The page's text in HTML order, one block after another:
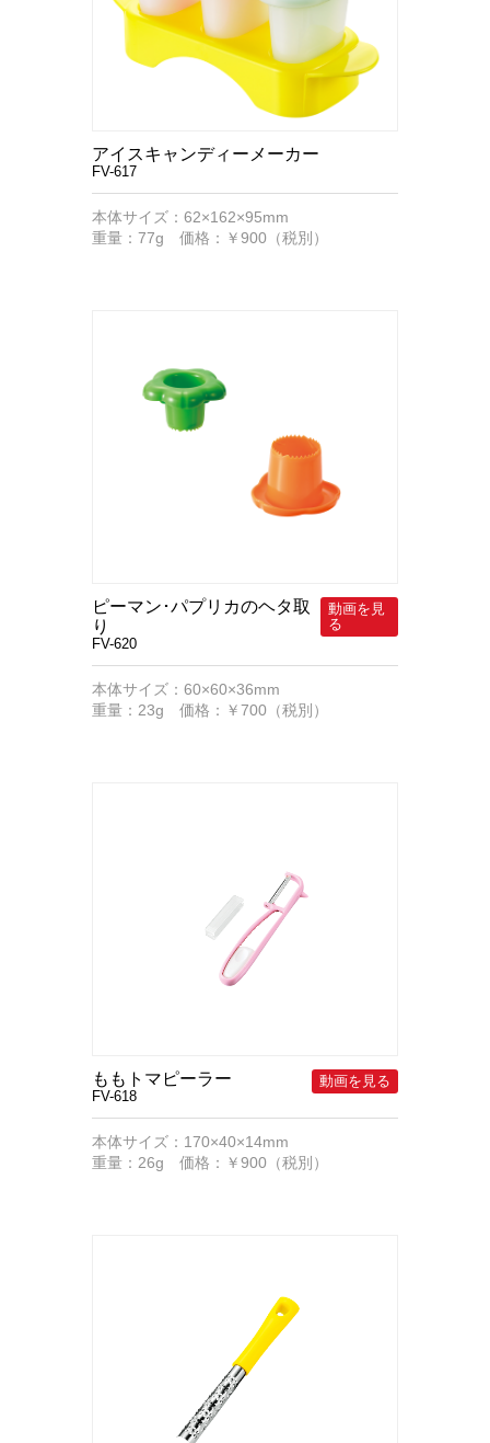
アイスキャンディーメーカー
FV-617
本体サイズ：62×162×95mm
重量：77g 価格：￥900（税別）
ピーマン･パプリカのヘタ取
り
FV-620
本体サイズ：60×60×36mm
重量：23g 価格：￥700（税別）
ももトマピーラー
FV-618
本体サイズ：170×40×14mm
重量：26g 価格：￥900（税別）